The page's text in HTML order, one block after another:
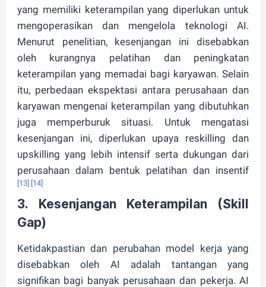
yang memiliki keterampilan yang diperlukan untuk
mengoperasikan dan mengelola teknologi AI.
Menurut penelitian, kesenjangan ini disebabkan
oleh kurangnya pelatihan dan peningkatan
keterampilan yang memadai bagi karyawan. Selain
itu, perbedaan ekspektasi antara perusahaan dan
karyawan mengenai keterampilan yang dibutuhkan
juga memperburuk situasi. Untuk mengatasi
kesenjangan ini, diperlukan upaya reskilling dan
upskilling yang lebih intensif serta dukungan dari
perusahaan dalam bentuk pelatihan dan insentif
[13] [14]
3. Kesenjangan Keterampilan (Skill
Gap)
Ketidakpastian dan perubahan model kerja yang
disebabkan oleh AI adalah tantangan yang
signifikan bagi banyak perusahaan dan pekerja. AI